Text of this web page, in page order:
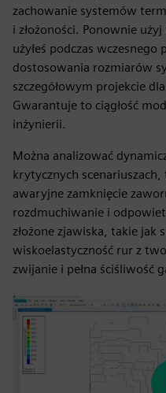
zachowanie systemów
i złożoności. Ponownie
użyłeś podczas
dostosowania rozmiarów
szczegółowym projekcie
Gwarantuje to ciągłość
inżynierii.
Można analizować
krytycznych
awaryjne zamknięcie
rozdmuchiwanie i
złożone zjawiska, takie jak
wiskoelastyczność rur z
zwijanie i pełna ściśliwość